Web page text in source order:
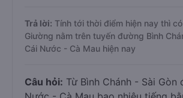
Trả lời: Tính tới thời điểm hiện nay thì
Giường nằm trên tuyến đường Bình
Cái Nước - Cà Mau hiện nay
Câu hỏi: Từ Bình Chánh - Sài Gòn